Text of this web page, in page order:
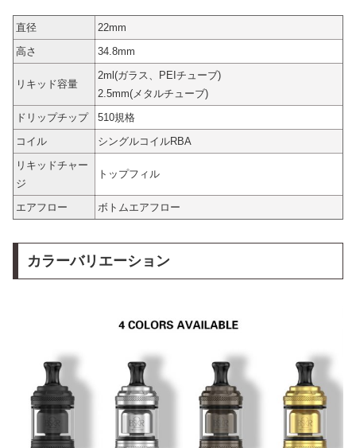
直径
22mm
高さ
34.8mm
リキッド容量
2ml(ガラス、PEIチューブ)
2.5mm(メタルチューブ)
ドリップチップ
510規格
コイル
シングルコイルRBA
リキッドチャー
ジ
トップフィル
エアフロー ボトムエアフロー
カラーバリエーション